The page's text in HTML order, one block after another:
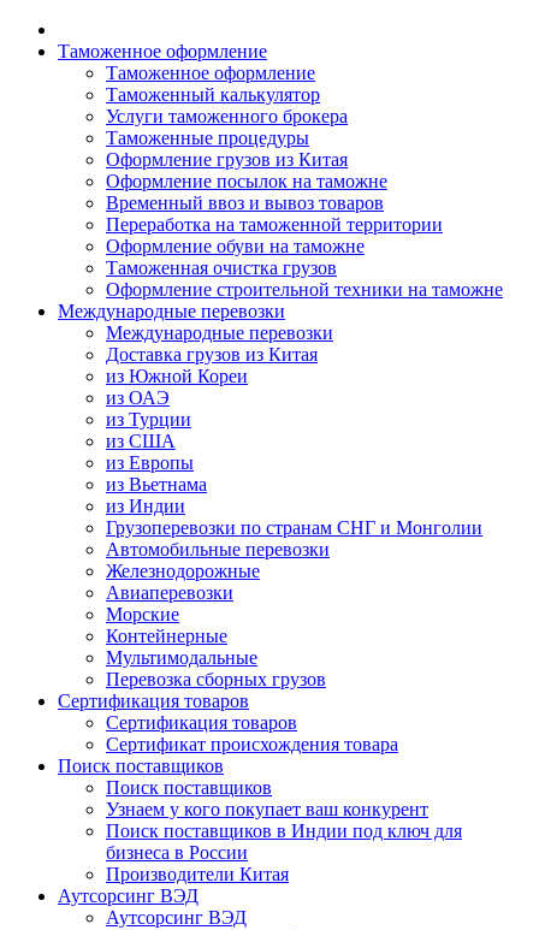
Таможенное оформление
Таможенное оформление
Таможенный калькулятор
Услуги таможенного брокера
Таможенные процедуры
Оформление грузов из Китая
Оформление посылок на таможне
Временный ввоз и вывоз товаров
Переработка на таможенной территории
Оформление обуви на таможне
Таможенная очистка грузов
Оформление строительной техники на таможне
Международные перевозки
Международные перевозки
Доставка грузов из Китая
из Южной Кореи
из ОАЭ
из Турции
из США
из Европы
из Вьетнама
из Индии
Грузоперевозки по странам СНГ и Монголии
Автомобильные перевозки
Железнодорожные
Авиаперевозки
Морские
Контейнерные
Мультимодальные
Перевозка сборных грузов
Сертификация товаров
Сертификация товаров
Сертификат происхождения товара
Поиск поставщиков
Поиск поставщиков
Узнаем у кого покупает ваш конкурент
Поиск поставщиков в Индии под ключ для
бизнеса в России
Производители Китая
Аутсорсинг ВЭД
Аутсорсинг ВЭД